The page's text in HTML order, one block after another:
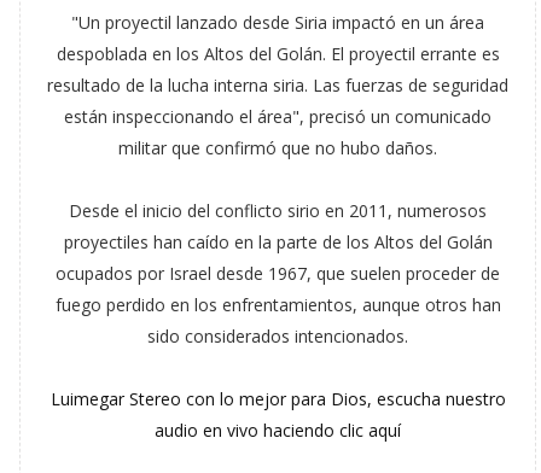
"Un proyectil lanzado desde Siria impactó en un área
despoblada en los Altos del Golán. El proyectil errante es
resultado de la lucha interna siria. Las fuerzas de seguridad
están inspeccionando el área", precisó un comunicado
militar que confirmó que no hubo daños.
Desde el inicio del conflicto sirio en 2011, numerosos
proyectiles han caído en la parte de los Altos del Golán
ocupados por Israel desde 1967, que suelen proceder de
fuego perdido en los enfrentamientos, aunque otros han
sido considerados intencionados.
Luimegar Stereo con lo mejor para Dios, escucha nuestro
audio en vivo haciendo clic aquí